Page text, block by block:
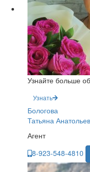
Узнайте больше
Узнать
Бологова
Татьяна
Агент
8-923-548-4810